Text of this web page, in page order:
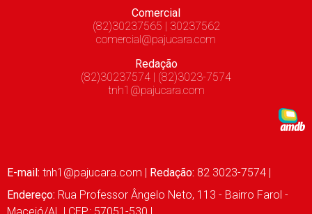
Comercial
(82)30237565 | 30237562
comercial@pajucara.com
Redação
(82)30237574 | (82)3023-7574
tnh1@pajucara.com
E-mail: tnh1@pajucara.com | Redação: 82 3023-7574 |
Endereço: Rua Professor Ângelo Neto, 113 - Bairro Farol -